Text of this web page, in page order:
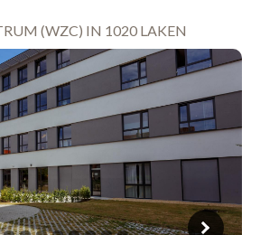
(WZC) IN 1020 LAKEN